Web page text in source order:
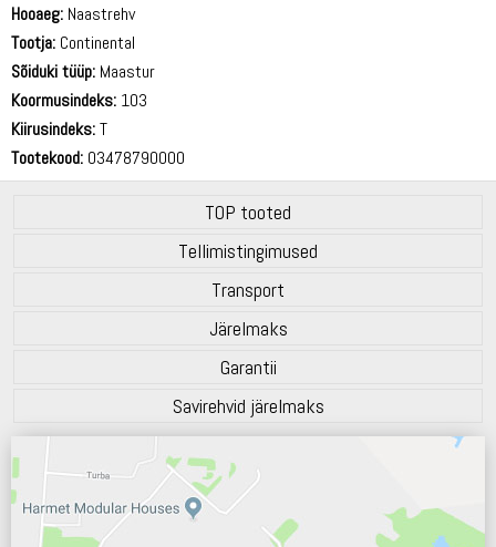
Hooaeg: Naastrehv
Tootja: Continental
Sõiduki tüüp: Maastur
Koormusindeks: 103
Kiirusindeks:T
Tootekood: 03478790000
TOP tooted
Tellimistingimused
Transport
Järelmaks
Garantii
Savirehvid järelmaks